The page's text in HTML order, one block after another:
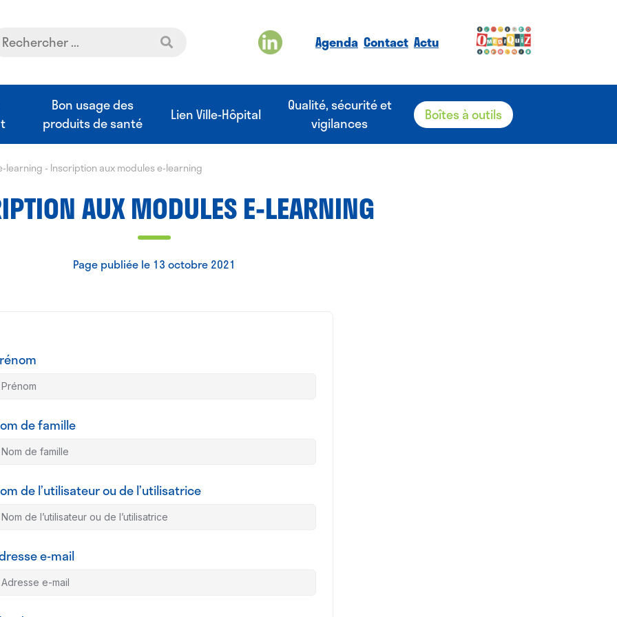
Agenda Contact Actu
Bon usage des
produits de santé
Lien Ville-Hôpital
Qualité, sécurité et
vigilances
Boîtes à outils
learning - Inscription aux modules e-learning
AUX MODULES E-LEARNING
Page publiée le 13 octobre 2021
de famille
de l’utilisateur ou de l’utilisatrice
e-mail